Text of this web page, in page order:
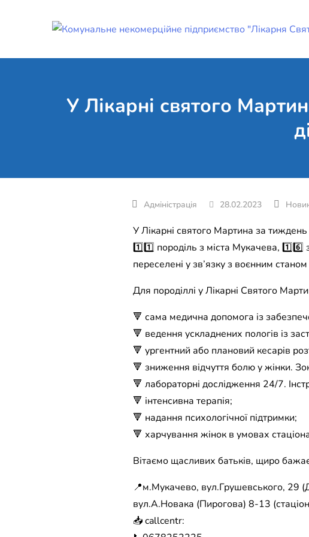
У Лікарні святого
28.02.2023
У Лікарні святого Мартина за
1️⃣1️⃣ породіль з міста Мукачева,
переселені у зв’язку з воєнним станом
Для породіллі у Лікарні Святого
🔻 сама медична допомога із
🔻 ведення ускладнених пологів із
🔻 ургентний або плановий кесарів
🔻 зниження відчуття болю у жінки.
🔻 лабораторні дослідження 24/7.
🔻 інтенсивна терапія;
🔻 надання психологічної підтримки;
🔻 харчування жінок в умовах
Вітаємо щасливих батьків, щиро
📍м.Мукачево, вул.Грушевського, 29
вул.А.Новака (Пирогова) 8-13
📥 callcentr: